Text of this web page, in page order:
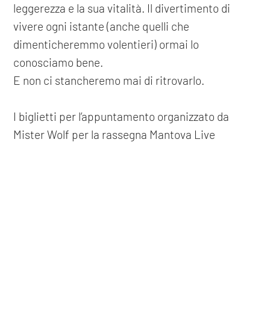
leggerezza e la sua vitalità. Il divertimento di
vivere ogni istante (anche quelli che
dimenticheremmo volentieri) ormai lo
conosciamo bene.
E non ci stancheremo mai di ritrovarlo.
I biglietti per l’appuntamento organizzato da
Mister Wolf per la rassegna Mantova Live